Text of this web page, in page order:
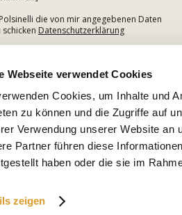
Webseite verwendet Cookies
Cookies, um Inhalte und
zu können und die Zugriffe auf
Verwendung unserer Website an
Partner führen diese
haben oder die sie im
zeigen
die von mir angegebenen Daten
Datenschutzerklärung
Polsinelli Enologia S.r.l. USt-IdNr.